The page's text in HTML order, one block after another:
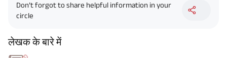
Don’t forgot to share helpful information in your
circle
लेखक के बारे में